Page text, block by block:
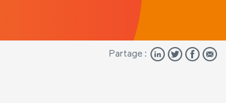
Partage :